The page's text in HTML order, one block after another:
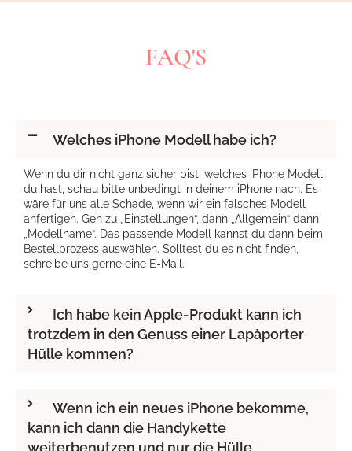
FAQ'S
Welches iPhone Modell habe ich?
Wenn du dir nicht ganz sicher bist, welches iPhone Modell
du hast, schau bitte unbedingt in deinem iPhone nach. Es
wäre für uns alle Schade, wenn wir ein falsches Modell
anfertigen. Geh zu „Einstellungen“, dann „Allgemein“ dann
„Modellname“. Das passende Modell kannst du dann beim
Bestellprozess auswählen. Solltest du es nicht finden,
schreibe uns gerne eine E-Mail.
Ich habe kein Apple-Produkt kann ich
trotzdem in den Genuss einer Lapàporter
Hülle kommen?
Wenn ich ein neues iPhone bekomme,
kann ich dann die Handykette
weiterbenutzen und nur die Hülle